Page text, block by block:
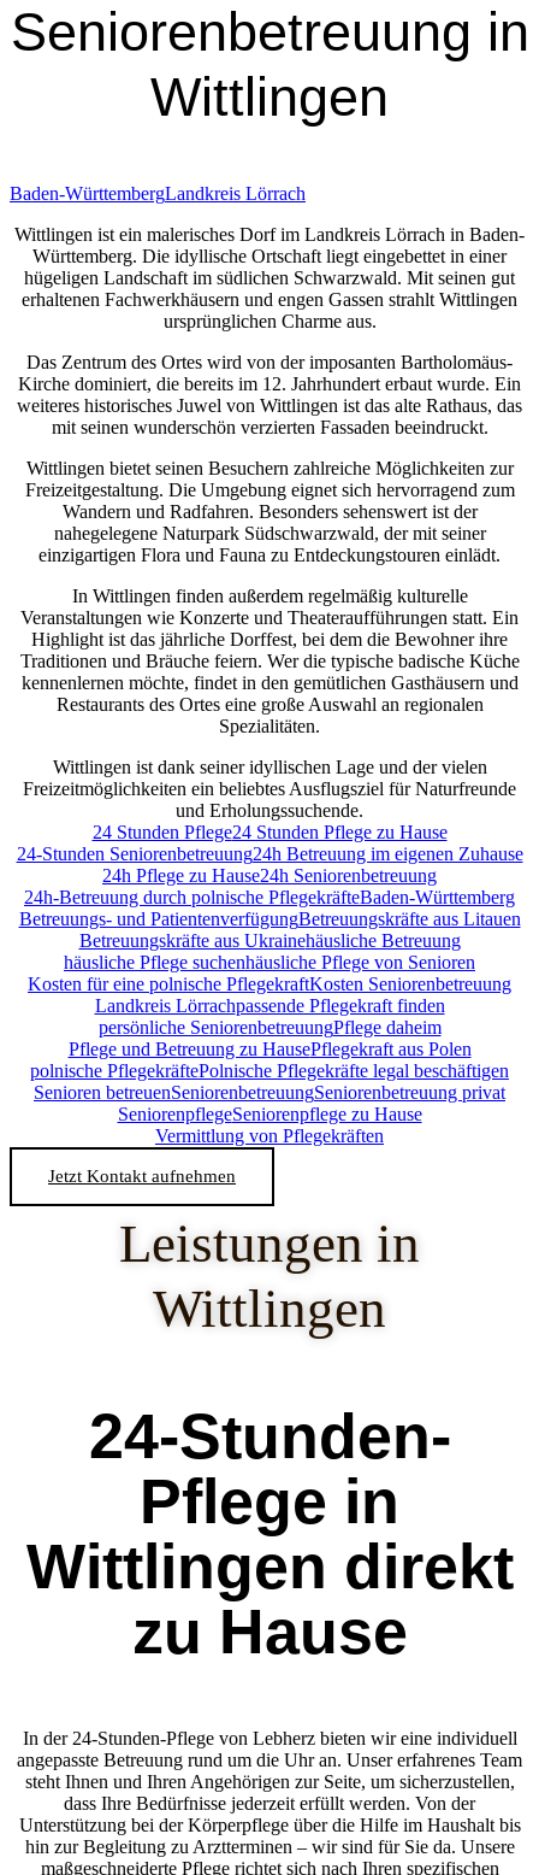
Senioren­betreuung in
Wittlingen
Baden-WürttembergLandkreis Lörrach
Wittlingen ist ein malerisches Dorf im Landkreis Lörrach in Baden-
Württemberg. Die idyllische Ortschaft liegt eingebettet in einer
hügeligen Landschaft im südlichen Schwarzwald. Mit seinen gut
erhaltenen Fachwerkhäusern und engen Gassen strahlt Wittlingen
ursprünglichen Charme aus.
Das Zentrum des Ortes wird von der imposanten Bartholomäus-
Kirche dominiert, die bereits im 12. Jahrhundert erbaut wurde. Ein
weiteres historisches Juwel von Wittlingen ist das alte Rathaus, das
mit seinen wunderschön verzierten Fassaden beeindruckt.
Wittlingen bietet seinen Besuchern zahlreiche Möglichkeiten zur
Freizeitgestaltung. Die Umgebung eignet sich hervorragend zum
Wandern und Radfahren. Besonders sehenswert ist der
nahegelegene Naturpark Südschwarzwald, der mit seiner
einzigartigen Flora und Fauna zu Entdeckungstouren einlädt.
In Wittlingen finden außerdem regelmäßig kulturelle
Veranstaltungen wie Konzerte und Theateraufführungen statt. Ein
Highlight ist das jährliche Dorffest, bei dem die Bewohner ihre
Traditionen und Bräuche feiern. Wer die typische badische Küche
kennenlernen möchte, findet in den gemütlichen Gasthäusern und
Restaurants des Ortes eine große Auswahl an regionalen
Spezialitäten.
Wittlingen ist dank seiner idyllischen Lage und der vielen
Freizeitmöglichkeiten ein beliebtes Ausflugsziel für Naturfreunde
und Erholungssuchende.
24 Stunden Pflege24 Stunden Pflege zu Hause
24-Stunden Seniorenbetreuung24h Betreuung im eigenen Zuhause
24h Pflege zu Hause24h Seniorenbetreuung
24h-Betreuung durch polnische PflegekräfteBaden-Württemberg
Betreuungs- und PatientenverfügungBetreuungskräfte aus Litauen
Betreuungskräfte aus Ukrainehäusliche Betreuung
häusliche Pflege suchenhäusliche Pflege von Senioren
Kosten für eine polnische PflegekraftKosten Seniorenbetreuung
Landkreis Lörrachpassende Pflegekraft finden
persönliche SeniorenbetreuungPflege daheim
Pflege und Betreuung zu HausePflegekraft aus Polen
polnische PflegekräftePolnische Pflegekräfte legal beschäftigen
Senioren betreuenSeniorenbetreuungSeniorenbetreuung privat
SeniorenpflegeSeniorenpflege zu Hause
Vermittlung von Pflegekräften
Jetzt Kontakt aufnehmen
Leistungen in
Wittlingen
24-Stunden-
Pflege in
Wittlingen direkt
zu Hause
In der 24-Stunden-Pflege von Lebherz bieten wir eine individuell
angepasste Betreuung rund um die Uhr an. Unser erfahrenes Team
steht Ihnen und Ihren Angehörigen zur Seite, um sicherzustellen,
dass Ihre Bedürfnisse jederzeit erfüllt werden. Von der
Unterstützung bei der Körperpflege über die Hilfe im Haushalt bis
hin zur Begleitung zu Arztterminen – wir sind für Sie da. Unsere
maßgeschneiderte Pflege richtet sich nach Ihren spezifischen